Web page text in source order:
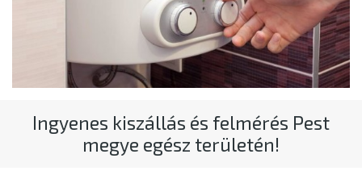
Ingyenes kiszállás és felmérés Pest
megye egész területén!